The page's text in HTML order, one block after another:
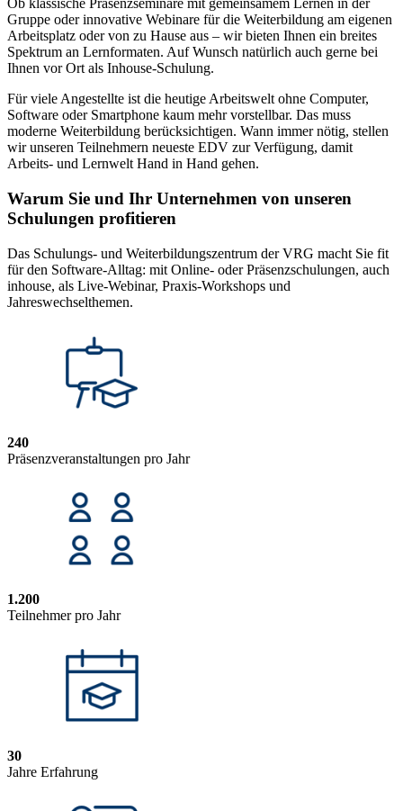
Ob klassische Präsenzseminare mit gemeinsamem Lernen in der
Gruppe oder innovative Webinare für die Weiterbildung am eigenen
Arbeitsplatz oder von zu Hause aus – wir bieten Ihnen ein breites
Spektrum an Lernformaten. Auf Wunsch natürlich auch gerne bei
Ihnen vor Ort als Inhouse-Schulung.
Für viele Angestellte ist die heutige Arbeitswelt ohne Computer,
Software oder Smartphone kaum mehr vorstellbar. Das muss
moderne Weiterbildung berücksichtigen. Wann immer nötig, stellen
wir unseren Teilnehmern neueste EDV zur Verfügung, damit
Arbeits- und Lernwelt Hand in Hand gehen.
Warum Sie und Ihr Unternehmen von unseren
Schulungen profitieren
Das Schulungs- und Weiterbildungszentrum der VRG macht Sie fit
für den Software-Alltag: mit Online- oder Präsenzschulungen, auch
inhouse, als Live-Webinar, Praxis-Workshops und
Jahreswechselthemen.
240
Präsenzveranstaltungen pro Jahr
1.200
Teilnehmer pro Jahr
30
Jahre Erfahrung